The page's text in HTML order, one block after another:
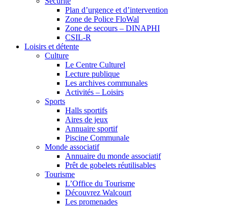
Plan d’urgence et d’intervention
Zone de Police FloWal
Zone de secours – DINAPHI
CSIL-R
Loisirs et détente
Culture
Le Centre Culturel
Lecture publique
Les archives communales
Activités – Loisirs
Sports
Halls sportifs
Aires de jeux
Annuaire sportif
Piscine Communale
Monde associatif
Annuaire du monde associatif
Prêt de gobelets réutilisables
Tourisme
L’Office du Tourisme
Découvrez Walcourt
Les promenades